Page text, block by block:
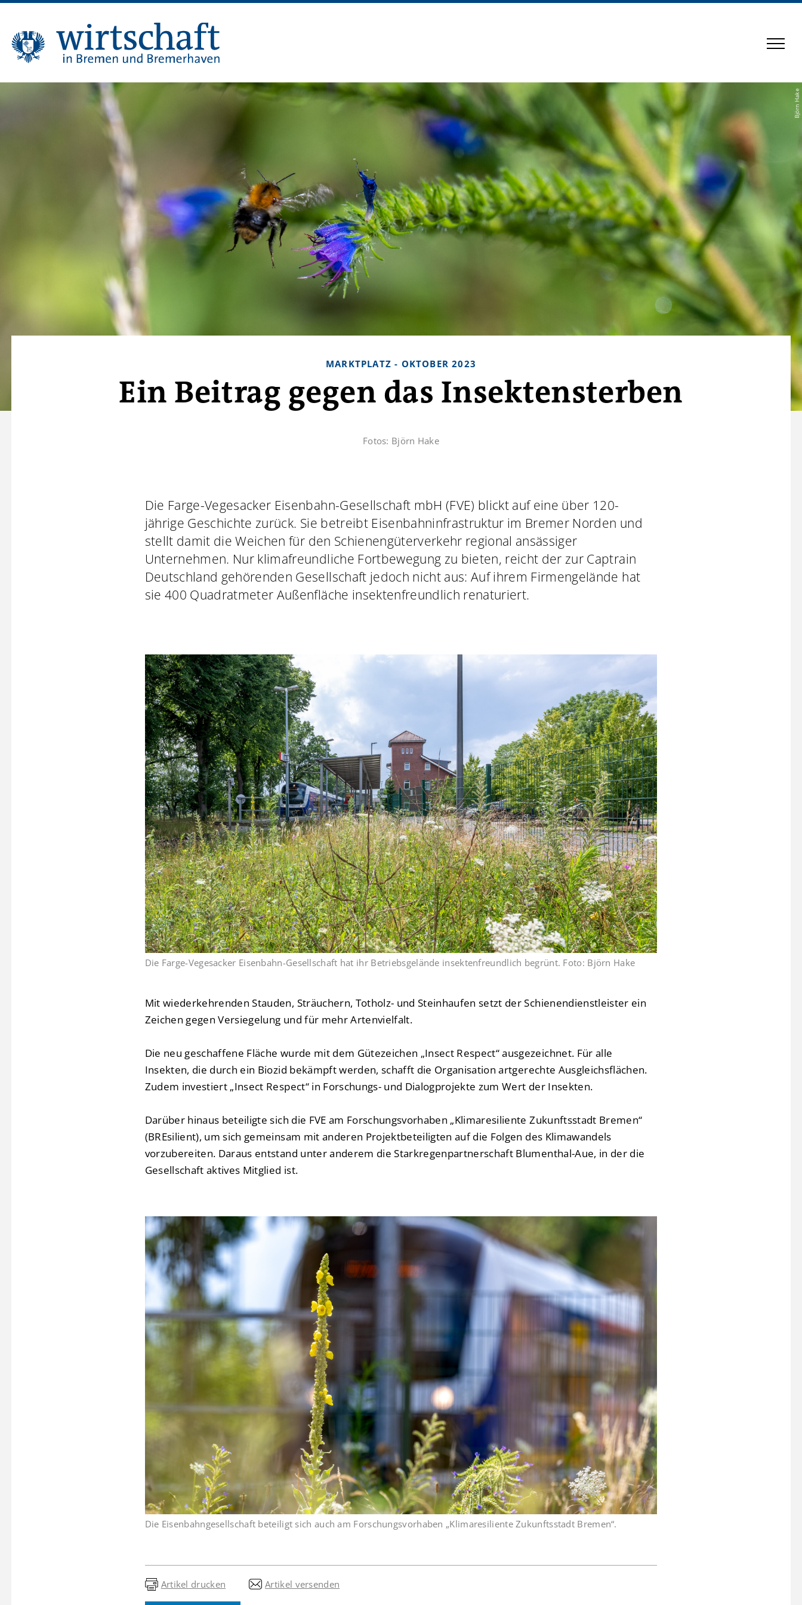
Björn Hake
MARKTPLATZ - OKTOBER 2023
Ein Beitrag gegen das Insektensterben
Fotos: Björn Hake
Die Farge-Vegesacker Eisenbahn-Gesellschaft mbH (FVE) blickt auf eine über 120-
jährige Geschichte zurück. Sie betreibt Eisenbahninfrastruktur im Bremer Norden und
stellt damit die Weichen für den Schienengüterverkehr regional ansässiger
Unternehmen. Nur klimafreundliche Fortbewegung zu bieten, reicht der zur Captrain
Deutschland gehörenden Gesellschaft jedoch nicht aus: Auf ihrem Firmengelände hat
sie 400 Quadratmeter Außenfläche insektenfreundlich renaturiert.
Die Farge-Vegesacker Eisenbahn-Gesellschaft hat ihr Betriebsgelände insektenfreundlich begrünt. Foto: Björn Hake
Mit wiederkehrenden Stauden, Sträuchern, Totholz- und Steinhaufen setzt der Schienendienstleister ein
Zeichen gegen Versiegelung und für mehr Artenvielfalt.
Die neu geschaffene Fläche wurde mit dem Gütezeichen „Insect Respect“ ausgezeichnet. Für alle
Insekten, die durch ein Biozid bekämpft werden, schafft die Organisation artgerechte Ausgleichsflächen.
Zudem investiert „Insect Respect“ in Forschungs- und Dialogprojekte zum Wert der Insekten.
Darüber hinaus beteiligte sich die FVE am Forschungsvorhaben „Klimaresiliente Zukunftsstadt Bremen“
(BREsilient), um sich gemeinsam mit anderen Projektbeteiligten auf die Folgen des Klimawandels
vorzubereiten. Daraus entstand unter anderem die Starkregenpartnerschaft Blumenthal-Aue, in der die
Gesellschaft aktives Mitglied ist.
Die Eisenbahngesellschaft beteiligt sich auch am Forschungsvorhaben „Klimaresiliente Zukunftsstadt Bremen“.
Artikel drucken Artikel versenden